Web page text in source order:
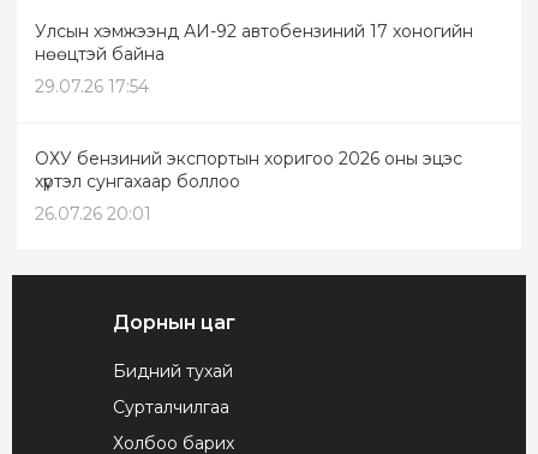
Улсын хэмжээнд АИ-92 автобензиний 17 хоногийн
нөөцтэй байна
29.07.26 17:54
ОХУ бензиний экспортын хоригоо 2026 оны эцэс
хүртэл сунгахаар боллоо
26.07.26 20:01
Дорнын цаг
Бидний тухай
Сурталчилгаа
Холбоо барих